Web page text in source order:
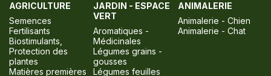
AGRICULTURE
Semences
Fertilisants
Biostimulants,
Protection des
plantes
Matières premières
JARDIN - ESPACE
VERT
Aromatiques -
Médicinales
Légumes grains -
gousses
Légumes feuilles
ANIMALERIE
Animalerie - Chien
Animalerie - Chat